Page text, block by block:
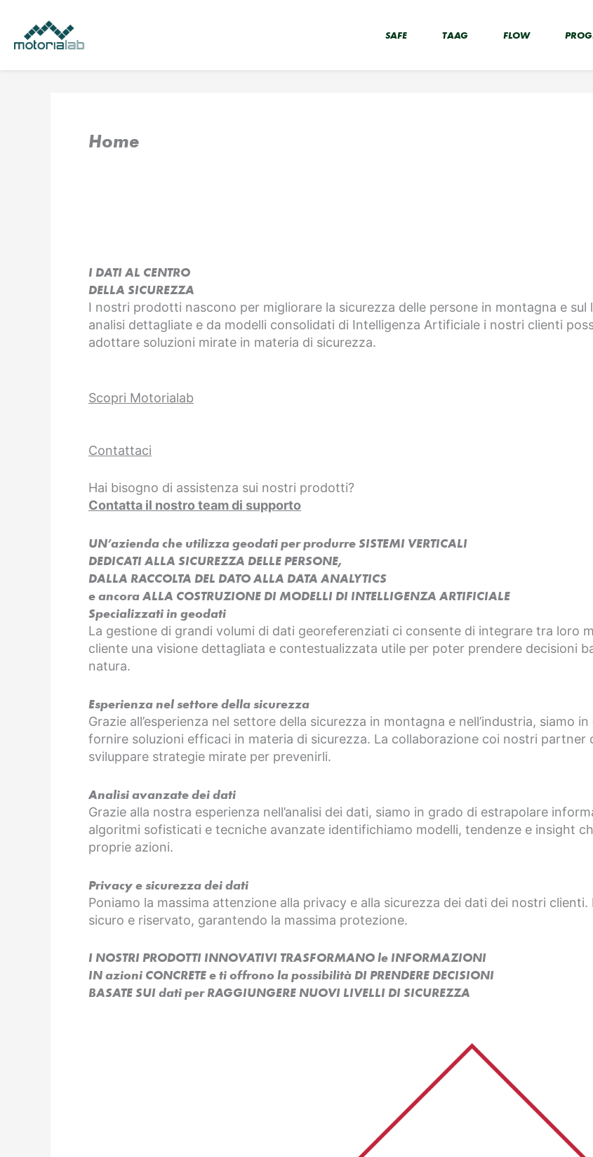
contenuto
SAFE TAAG FLOW
Home
I DATI AL CENTRO
DELLA SICUREZZA
I nostri prodotti nascono per migliorare la sicurezza delle persone in montagna e
analisi dettagliate e da modelli consolidati di Intelligenza Artificiale i nostri clienti
adottare soluzioni mirate in materia di sicurezza.
Scopri Motorialab
Contattaci
Hai bisogno di assistenza sui nostri prodotti?
Contatta il nostro team di supporto
UN’azienda che utilizza geodati per produrre SISTEMI VERTICALI
DEDICATI ALLA SICUREZZA DELLE PERSONE,
DALLA RACCOLTA DEL DATO ALLA DATA ANALYTICS
e ancora ALLA COSTRUZIONE DI MODELLI DI INTELLIGENZA ARTIFICIALE​
Specializzati in geodati
La gestione di grandi volumi di dati georeferenziati ci consente di integrare tra loro
cliente una visione dettagliata e contestualizzata utile per poter prendere decisioni
natura.
Esperienza nel settore della sicurezza
Grazie all’esperienza nel settore della sicurezza in montagna e nell’industria, siamo
fornire soluzioni efficaci in materia di sicurezza. La collaborazione coi nostri partner
sviluppare strategie mirate per prevenirli.
Analisi avanzate dei dati
Grazie alla nostra esperienza nell’analisi dei dati, siamo in grado di estrapolare
algoritmi sofisticati e tecniche avanzate identifichiamo modelli, tendenze e insight
proprie azioni.
Privacy e sicurezza dei dati
Poniamo la massima attenzione alla privacy e alla sicurezza dei dati dei nostri
sicuro e riservato, garantendo la massima protezione.
I NOSTRI PRODOTTI INNOVATIVI TRASFORMANO le INFORMAZIONI
IN azioni CONCRETE e ti offrono la possibilità DI PRENDERE DECISIONI
BASATE SUI dati per RAGGIUNGERE NUOVI LIVELLI DI SICUREZZA